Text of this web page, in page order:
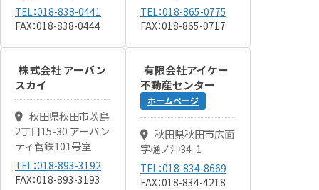
TEL：018-838-0441
FAX：018-838-0444
TEL：018-865-0775
FAX：018-865-0717
株式会社 アーバン
スカイ
秋田県秋田市茨島
2丁目15-30 アーバン
ティ菅鉄101号室
TEL：018-893-3192
FAX：018-893-3193
有限会社アイケー
不動産センター
ホームページ
秋田県秋田市広面
字樋ノ沖34-1
TEL：018-834-8669
FAX：018-834-4218